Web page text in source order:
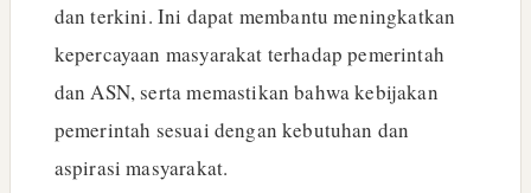
dan terkini. Ini dapat membantu meningkatkan
kepercayaan masyarakat terhadap pemerintah
dan ASN, serta memastikan bahwa kebijakan
pemerintah sesuai dengan kebutuhan dan
aspirasi masyarakat.